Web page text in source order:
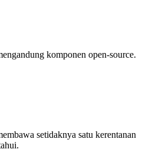
komponen open-source.
setidaknya satu kerentanan